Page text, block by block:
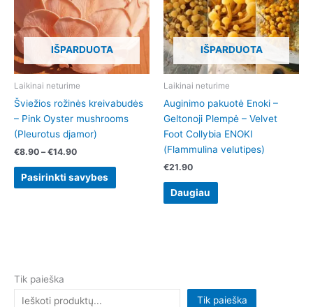
IŠPARDUOTA
Laikinai neturime
Šviežios rožinės kreivabudės
– Pink Oyster mushrooms
(Pleurotus djamor)
€8.90 – €14.90
Pasirinkti savybes
variants.
The
options
be
on
the
IŠPARDUOTA
Laikinai neturime
Auginimo pakuotė Enoki –
Geltonoji Plempė – Velvet
Foot Collybia ENOKI
(Flammulina velutipes)
€21.90
Daugiau
Tik paieška
Tik paieška